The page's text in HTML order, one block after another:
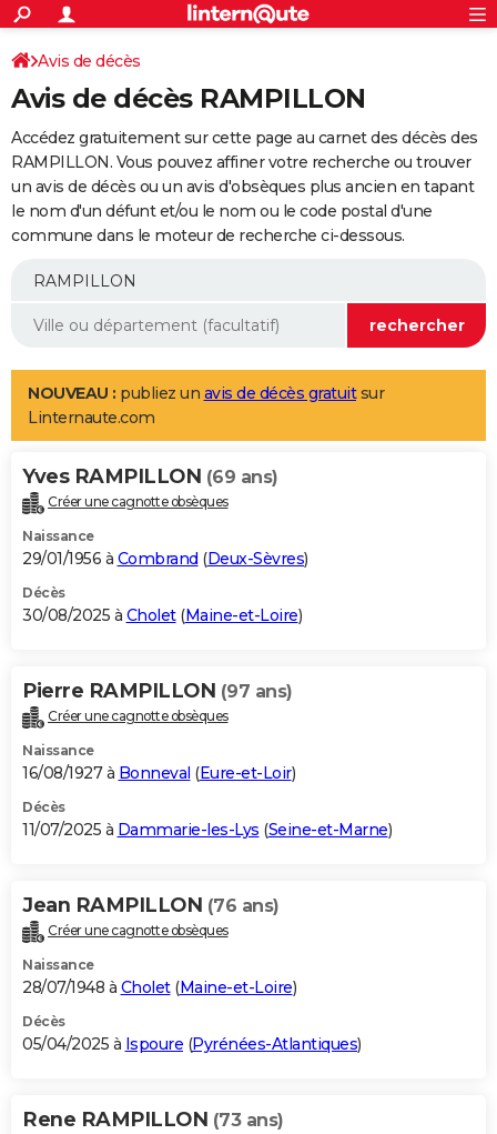
ACTUALITÉS
Politique
Société
Faits Divers
Education
Monde
Villes
+
SPORT
Coupe du monde 2026
Football
Tennis
Cyclisme
Rugby
Forum
Programme TV
TNT
Streaming
Cinéma
Sorties cinéma
Musique
+
FINANCE
Impôts
Immobilier
Risques naturels par ville
Banque
Assurance
Crédit
AUTO
Essais
Réserver un essai
Citadines
Berlines
SUV
Forum auto
+
Mobiles
Meilleur smartphone
Internet
Ordinateurs
Jeux vidéo
Guide high-tech
Aménagement intérieur
LIFESTYLE
Art de vivre
Bien-être
Loisirs
Mode
Modes de vie
Alimentation
Guide de la santé
Maladies
Médicaments
Sommeil
VOYAGE
Destinations
City break
Voyage nature
Voyage de noces
Forum
Climat
+PHOTO
GUIDES D'ACHAT
BONS PLANS
Carte de Noël
Carte Bonne année
Carte Saint-Valentin
Carte Pâques
Carte d'anniversaire
DICTIONNAIRE
Dictionnaire
Biographies
Citations
Expressions
Proverbes
PROGRAMME TV
S'inscrire
Se connecter
Lycées
Collèges
Primaires
Universités
Entreprises
Service militaire
Avis de recherche
AVIS DE DÉCÈS
Bricolage
Lifestyle
Culture
Sport
Auto
Television
Voyage
Cinema
Avis de décès
Avis de décès RAMPILLON
Accédez gratuitement sur cette page au carnet des décès des
RAMPILLON. Vous pouvez affiner votre recherche ou trouver
un avis de décès ou un avis d'obsèques plus ancien en tapant
le nom d'un défunt et/ou le nom ou le code postal d'une
commune dans le moteur de recherche ci-dessous.
NOUVEAU : publiez un avis de décès gratuitsur
Linternaute.com
Yves RAMPILLON (69 ans)
Créer une cagnotte obsèques
Naissance
29/01/1956 à Combrand (Deux-Sèvres)
Décès
30/08/2025 à Cholet(Maine-et-Loire)
Pierre RAMPILLON (97 ans)
Créer une cagnotte obsèques
Naissance
16/08/1927 à Bonneval (Eure-et-Loir)
Décès
11/07/2025 à Dammarie-les-Lys (Seine-et-Marne)
Jean RAMPILLON (76 ans)
Créer une cagnotte obsèques
Naissance
28/07/1948 à Cholet(Maine-et-Loire)
Décès
05/04/2025 à Ispoure (Pyrénées-Atlantiques)
Rene RAMPILLON (73 ans)